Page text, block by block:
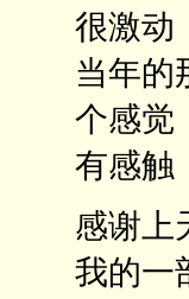
很激动
当年的
个感觉
有感触
感谢上
我的一